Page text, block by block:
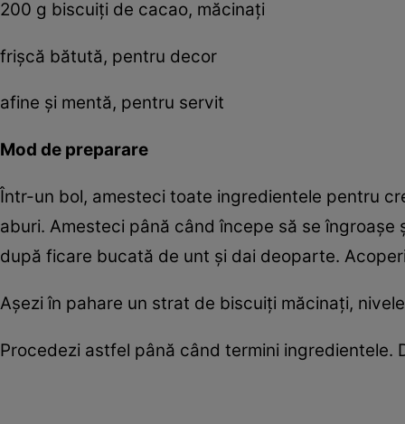
200 g biscuiți de cacao, măcinați
frișcă bătută, pentru decor
afine și mentă, pentru servit
Mod de preparare
Într-un bol, amesteci toate ingredientele pentru
aburi. Amesteci până când începe să se
după ficare bucată de unt și dai deoparte.
Așezi în pahare un strat de biscuiți măcinați,
Procedezi astfel până când termini ingredientele.